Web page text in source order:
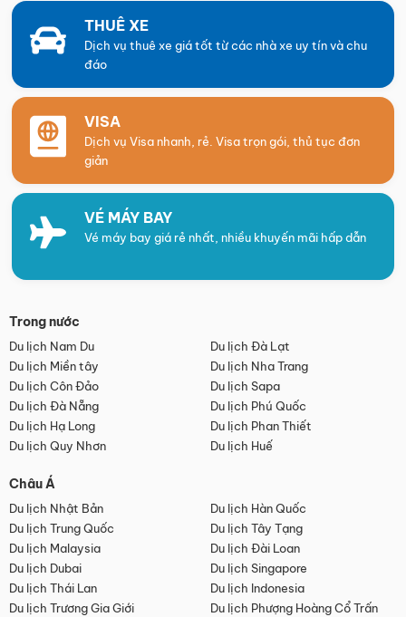
THUÊ XE
Dịch vụ thuê xe giá tốt từ các nhà xe uy tín và chu
đáo
VISA
Dịch vụ Visa nhanh, rẻ. Visa trọn gói, thủ tục đơn
giản
VÉ MÁY BAY
Vé máy bay giá rẻ nhất, nhiều khuyến mãi hấp dẫn
Trong nước
Du lịch Nam Du
Du lịch Đà Lạt
Du lịch Miền tây
Du lịch Nha Trang
Du lịch Côn Đảo
Du lịch Sapa
Du lịch Đà Nẵng
Du lịch Phú Quốc
Du lịch Hạ Long
Du lịch Phan Thiết
Du lịch Quy Nhơn
Du lịch Huế
Châu Á
Du lịch Nhật Bản
Du lịch Hàn Quốc
Du lịch Trung Quốc
Du lịch Tây Tạng
Du lịch Malaysia
Du lịch Đài Loan
Du lịch Dubai
Du lịch Singapore
Du lịch Thái Lan
Du lịch Indonesia
Du lịch Trương Gia Giới
Du lịch Phượng Hoàng Cổ Trấn